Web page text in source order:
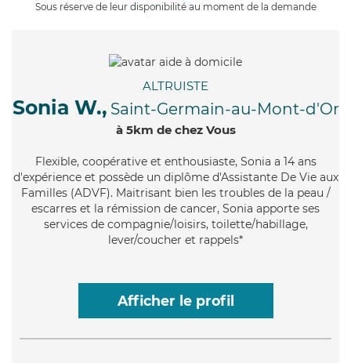
Sous réserve de leur disponibilité au moment de la demande
ALTRUISTE
Sonia W., Saint-Germain-au-Mont-d'Or
à 5km de chez Vous
Flexible, coopérative et enthousiaste, Sonia a 14 ans
d'expérience et possède un diplôme d'Assistante De Vie aux
Familles (ADVF). Maitrisant bien les troubles de la peau /
escarres et la rémission de cancer, Sonia apporte ses
services de compagnie/loisirs, toilette/habillage,
lever/coucher et rappels*
Afficher le profil